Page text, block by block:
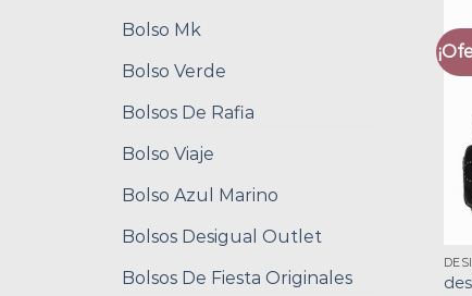
Bolso Mk
Bolso Verde
Bolsos De Rafia
Bolso Viaje
Bolso Azul Marino
Bolsos Desigual Outlet
Bolsos De Fiesta Originales